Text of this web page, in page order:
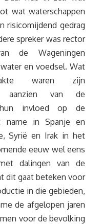
wat waterschappen
risicomijdend gedrag
spreker was rector
de Wageningen
en voedsel. Wat
waren zijn
aanzien van de
hun invloed op de
name in Spanje en
Syrië en Irak in het
eeuw wel eens
dalingen van de
dit gaat beteken voor
in die gebieden,
de afgelopen jaren
voor de bevolking